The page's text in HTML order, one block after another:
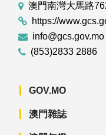
澳門南灣大馬路
https://
info@gcs.gov.mo
(853)2833 2886
GOV.MO
澳門雜誌